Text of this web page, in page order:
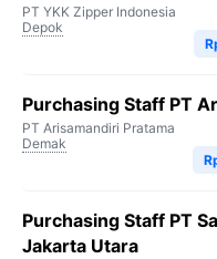
PT YKK Zipper Indonesia
Depok
Purchasing Staff PT
PT Arisamandiri Pratama
Demak
Purchasing Staff PT
Jakarta Utara